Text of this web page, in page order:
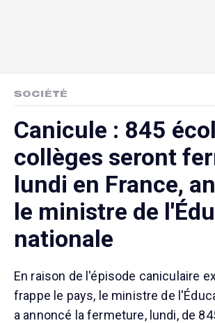
SOCIÉTÉ
Canicule : 845
collèges seront
lundi en France,
le ministre de
nationale
En raison de l'épisode caniculaire
frappe le pays, le ministre de
a annoncé la fermeture, lundi, de